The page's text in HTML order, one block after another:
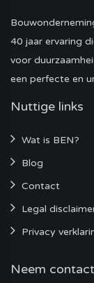
40 jaar ervaring
voor
een perfecte en
Nuttige links
Wat is BEN?
Blog
Contact
Legal
Privacy
Neem